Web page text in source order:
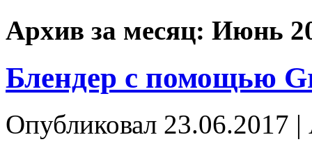
Архив за месяц: Июнь
Блендер с помощью
Опубликовал 23.06.2017 |